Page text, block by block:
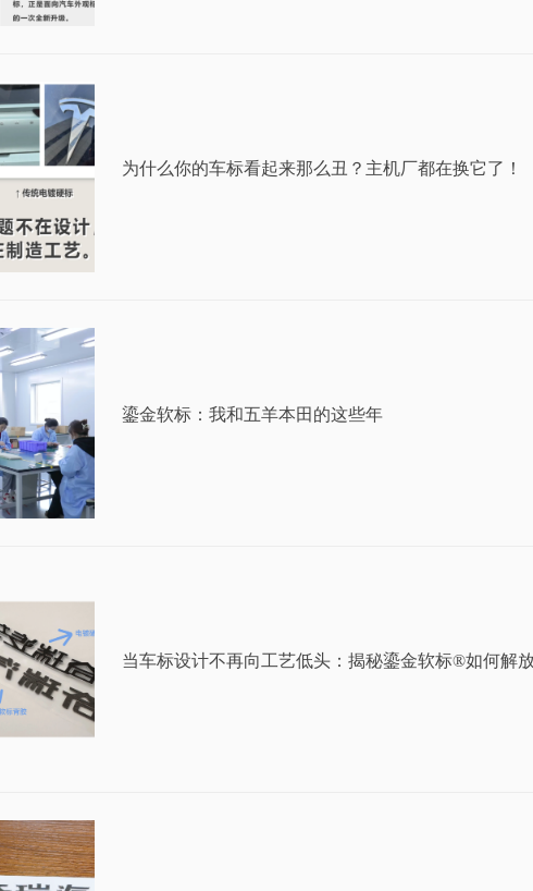
为什么你的车标看起来那么丑？主机厂都在换它了！
鎏金软标：我和五羊本田的这些年
当车标设计不再向工艺低头：揭秘鎏金软标®如何解